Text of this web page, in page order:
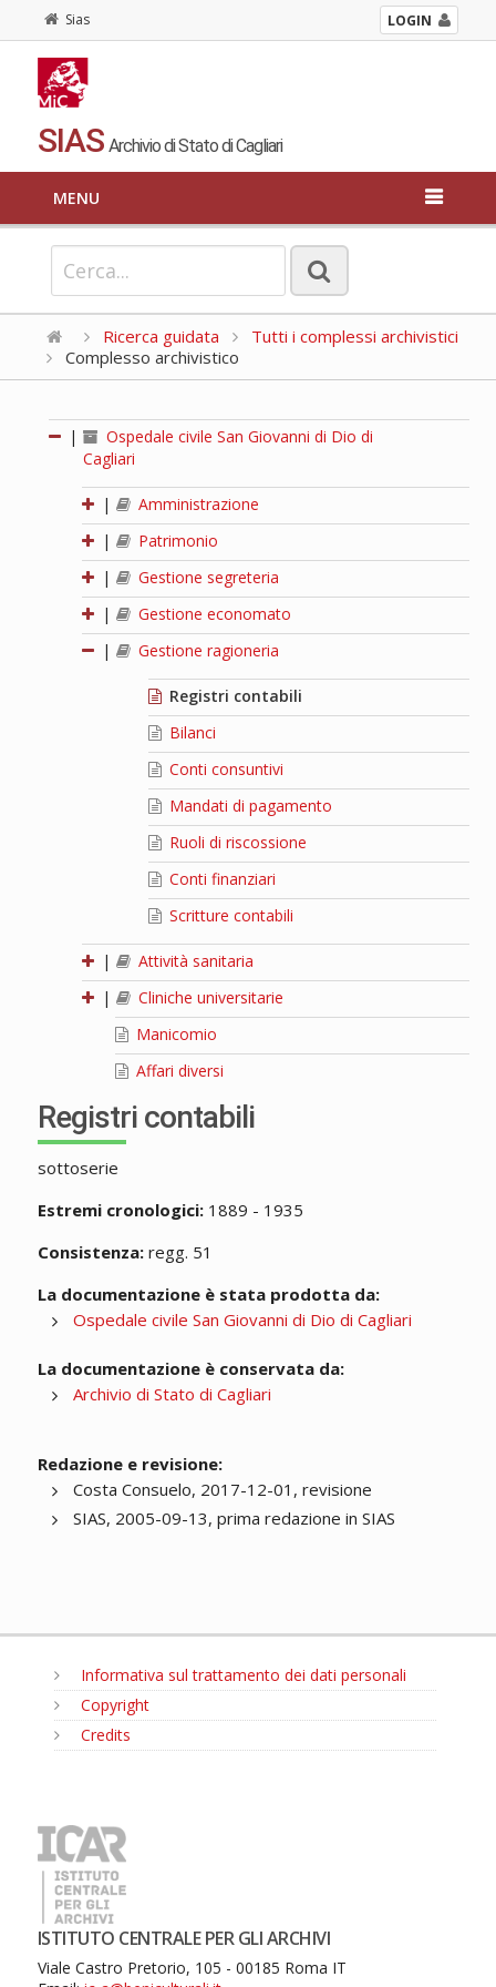
Sias LOGIN
SIAS Archivio di Stato di Cagliari
MENU
Ricerca guidata
Tutti i complessi archivistici
Complesso archivistico
|
Ospedale civile San Giovanni di Dio di
Cagliari
|
Amministrazione
|
Patrimonio
|
Gestione segreteria
|
Gestione economato
|
Gestione ragioneria
Registri contabili
Bilanci
Conti consuntivi
Mandati di pagamento
Ruoli di riscossione
Conti finanziari
Scritture contabili
|
Attività sanitaria
|
Cliniche universitarie
Manicomio
Affari diversi
Registri contabili
sottoserie
Estremi cronologici:1889 - 1935
Consistenza:regg. 51
La documentazione è stata prodotta da:
Ospedale civile San Giovanni di Dio di Cagliari
La documentazione è conservata da:
Archivio di Stato di Cagliari
Redazione e revisione:
Costa Consuelo, 2017-12-01, revisione
SIAS, 2005-09-13, prima redazione in SIAS
Informativa sul trattamento dei dati personali
Copyright
Credits
ISTITUTO CENTRALE PER GLI ARCHIVI
Viale Castro Pretorio, 105 - 00185 Roma IT